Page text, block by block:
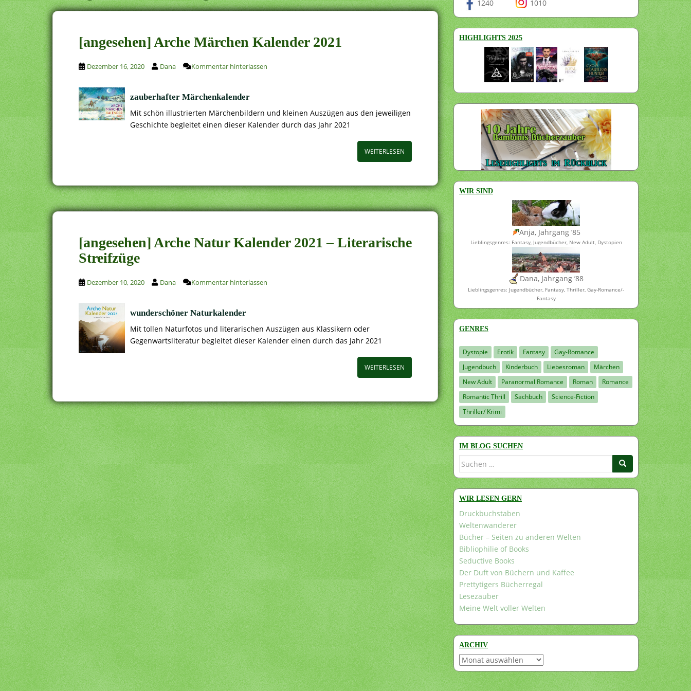
[angesehen] Arche Märchen Kalender 2021
Dezember 16, 2020 Dana Kommentar hinterlassen
zauberhafter Märchenkalender
Mit schön illustrierten Märchenbildern und kleinen Auszügen aus den jeweiligen
Geschichte begleitet einen dieser Kalender durch das Jahr 2021
WEITERLESEN
[angesehen] Arche Natur Kalender 2021 – Literarische
Streifzüge
Dezember 10, 2020 Dana Kommentar hinterlassen
wunderschöner Naturkalender
Mit tollen Naturfotos und literarischen Auszügen aus Klassikern oder
Gegenwartsliteratur begleitet dieser Kalender einen durch das Jahr 2021
WEITERLESEN
1240 1010
HIGHLIGHTS 2025
WIR SIND
Anja, Jahrgang ’85
Lieblingsgenres: Fantasy, Jugendbücher, New Adult, Dystopien
Dana, Jahrgang ’88
Lieblingsgenres: Jugendbücher, Fantasy, Thriller, Gay-Romance/-
Fantasy
GENRES
Dystopie Erotik Fantasy
Gay-Romance
Jugendbuch
Kinderbuch Liebesroman
Märchen
New Adult
Paranormal Romance Roman
Romance
Romantic Thrill
Sachbuch
Science-Fiction
Thriller/ Krimi
IM BLOG SUCHEN
Suchen
WIR LESEN GERN
Druckbuchstaben
Weltenwanderer
Bücher – Seiten zu anderen Welten
Bibliophilie of Books
Seductive Books
Der Duft von Büchern und Kaffee
Prettytigers Bücherregal
Lesezauber
Meine Welt voller Welten
ARCHIV
Archiv